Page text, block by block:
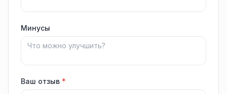
Минусы
Ваш отзыв *